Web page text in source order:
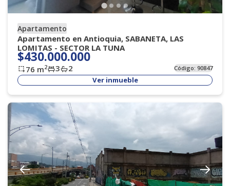
Apartamento
Apartamento en Antioquia, SABANETA, LAS
LOMITAS - SECTOR LA TUNA
$430.000.000
76 m2 3 2 Código:90847
Ver inmueble